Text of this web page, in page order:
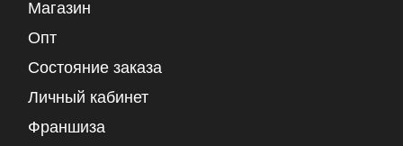
Магазин
Опт
Состояние заказа
Личный кабинет
Франшиза